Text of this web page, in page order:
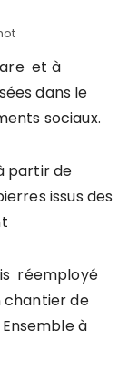
are et à
dans le
sociaux.
partir de
issus des
réemployé
chantier de
à